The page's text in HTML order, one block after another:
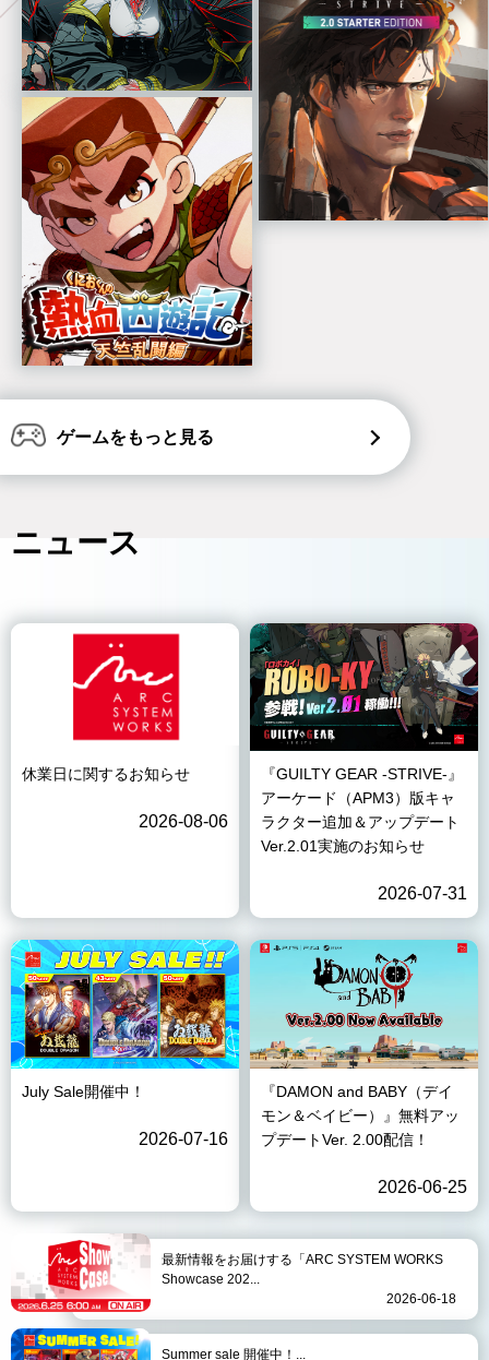
ゲームをもっと見る
ニュース
休業日に関するお知らせ
2026-08-06
『GUILTY GEAR -STRIVE-』
アーケード（APM3）版キャ
ラクター追加＆アップデート
Ver.2.01実施のお知らせ
2026-07-31
July Sale開催中！
2026-07-16
『DAMON and BABY（デイ
モン＆ベイビー）』無料アッ
プデートVer. 2.00配信！
2026-06-25
最新情報をお届けする「ARC SYSTEM WORKS
Showcase 202...
2026-06-18
Summer sale 開催中！...